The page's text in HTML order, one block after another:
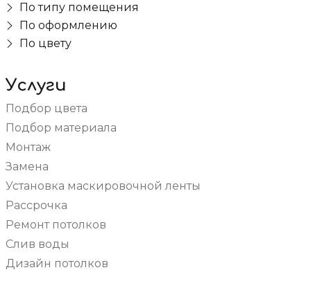
По типу помещения
В спальню
Для дачи
На балкон / на лоджию
В ванную
Для коттеджа
В комнату
Для бассейна
В прихожую
В гостиную
Для офиса
В санузел (туалет)
В детскую
По оформлению
Бесшовные
3D
Фактурные с тиснением и узором
Парящие
С фотопечатью
По цвету
Белые
Зеленые
Голубые
Услуги
Подбор цвета
Подбор материала
Монтаж
Замена
Установка маскировочной ленты
Рассрочка
Ремонт потолков
Слив воды
Дизайн потолков